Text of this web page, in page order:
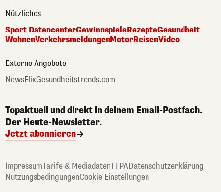
Nützliches
Sport DatencenterGewinnspieleRezepteGesundheit
WohnenVerkehrsmeldungenMotorReisenVideo
Externe Angebote
NewsFlixGesundheitstrends.com
Topaktuell und direkt in deinem Email-Postfach.
Der Heute-Newsletter.
Jetzt abonnieren
ImpressumTarife & MediadatenTTPADatenschutzerklärung
NutzungsbedingungenCookie Einstellungen